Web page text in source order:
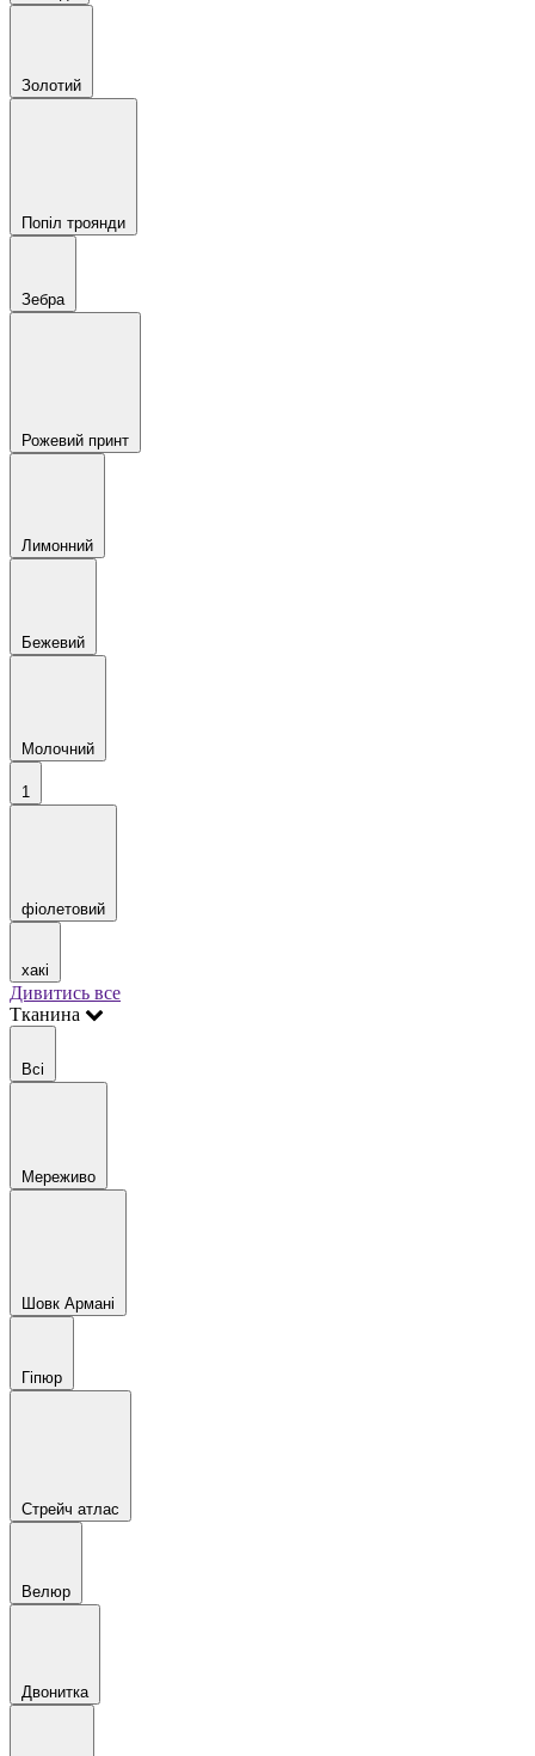
Золотий
Попіл троянди
Зебра
Рожевий принт
Лимонний
Бежевий
Молочний
1
фіолетовий
хакі
Дивитись все
Тканина
Всі
Мереживо
Шовк Армані
Гіпюр
Стрейч атлас
Велюр
Двонитка